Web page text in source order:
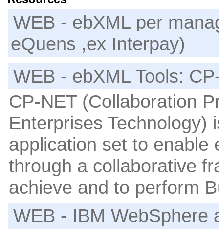
WEB - ebXML per
eQuens ,ex Interpay)
WEB - ebXML Tools:
CP-NET (Collaboration
Enterprises Technology)
application set to enable
through a collaborative
achieve and to perform
WEB - IBM WebSphere